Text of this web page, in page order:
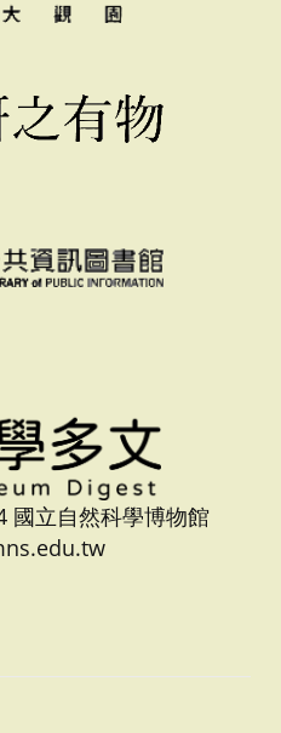
國立自然科學博物館